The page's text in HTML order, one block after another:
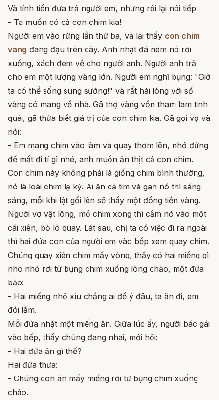
Và tính tiền đưa trả người em, nhưng rồi lại nói tiếp:
- Ta muốn có cả con chim kia!
Người em vào rừng lần thứ ba, và lại thấy con chim
vàng đang đậu trên cây. Anh nhặt đá ném nó rơi
xuống, xách đem về cho người anh. Người anh trả
cho em một lượng vàng lớn. Người em nghĩ bụng: "Giờ
ta có thể sống sung sướng!" và rất hài lòng với số
vàng có mang về nhà. Gã thợ vàng vốn tham lam tinh
quái, gã thừa biết giá trị của con chim kia. Gã gọi vợ và
nói:
- Em mang chim vào làm và quay thơm lên, nhớ đừng
để mất đi tí gì nhé, anh muốn ăn thịt cả con chim.
Con chim này không phải là giống chim bình thường,
nó là loài chim lạ kỳ. Ai ăn cả tim và gan nó thì sáng
sáng, mỗi khi lật gối lên sẽ thấy một đồng tiền vàng.
Người vợ vặt lông, mổ chim xong thì cắm nó vào một
cái xiên, bỏ lò quay. Lát sau, chị ta có việc đi ra ngoài
thì hai đứa con của người em vào bếp xem quay chim.
Chúng quay xiên chim mấy vòng, thấy có hai miếng gì
nho nhỏ rơi từ bụng chim xuống lòng chảo, một đứa
bảo:
- Hai miếng nhỏ xíu chẳng ai để ý đâu, ta ăn đi, em
đói lắm.
Mỗi đứa nhặt một miếng ăn. Giữa lúc ấy, người bác gái
vào bếp, thấy chúng đang nhai, mới hỏi:
- Hai đứa ăn gì thế?
Hai đứa thưa:
- Chúng con ăn mấy miếng rơi từ bụng chim xuống
chảo.